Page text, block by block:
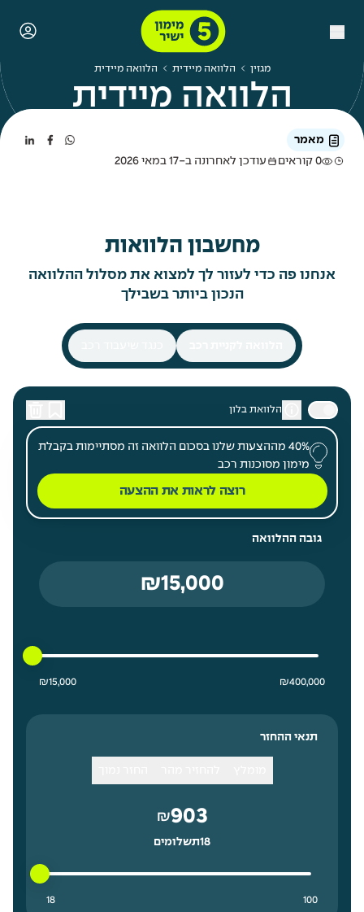
מגזין הלוואה מיידית הלוואה מיידית
הלוואה מיידית
מאמר
0 קוראים
עודכן לאחרונה ב-17 במאי 2026
מחשבון הלוואות
אנחנו פה כדי לעזור לך למצוא את מסלול ההלוואה
הנכון ביותר בשבילך
הלוואת בלון
40% מההצעות שלנו בסכום הלוואה זה מסתיימות בקבלת
מימון מסוכנות רכב
רוצה לראות את ההצעה
גובה ההלוואה
15000 ₪ מחיר נמוך ביותר₪15,000 400000 ₪ מחיר גבוה ביותר ₪400,000
תנאי ההחזר
903
₪
18תשלומים
18 תשלומים נמוך ביותר18100 תשלומים גבוה ביותר 100